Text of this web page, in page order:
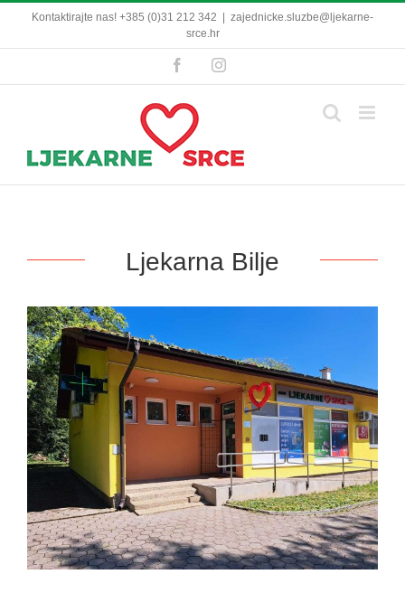
content
Kontaktirajte nas! +385 (0)31 212 342
zajednicke.sluzbe@ljekarne-
srce.hr
FacebookInstagram
Ljekarna Bilje